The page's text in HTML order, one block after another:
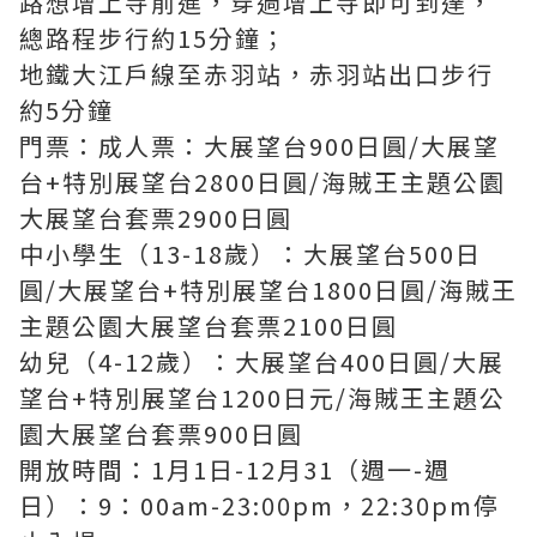
總路程步行約15分鐘；
地鐵大江戶線至赤羽站，赤羽站出口步行
約5分鐘
門票：成人票：大展望台900日圓/大展望
台+特別展望台2800日圓/海賊王主題公園
大展望台套票2900日圓
中小學生（13-18歲）：大展望台500日
圓/大展望台+特別展望台1800日圓/海賊王
主題公園大展望台套票2100日圓
幼兒（4-12歲）：大展望台400日圓/大展
望台+特別展望台1200日元/海賊王主題公
園大展望台套票900日圓
開放時間：1月1日-12月31（週一-週
日）：9：00am-23:00pm，22:30pm停